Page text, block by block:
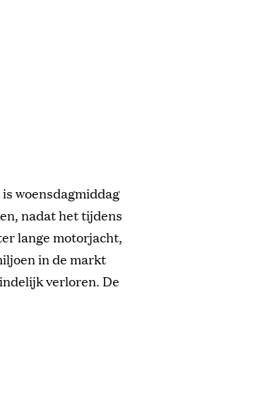
is woensdagmiddag
nadat het tijdens
lange motorjacht,
in de markt
verloren. De